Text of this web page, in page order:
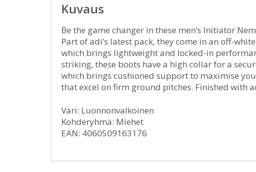
Kuvaus
Be the game changer in these men’s Initiator
Part of adi’s latest pack, they come in an off-
which brings lightweight and locked-in
striking, these boots have a high collar for a
which brings cushioned support to maximise
that excel on firm ground pitches. Finished with
Väri: Luonnonvalkoinen
Kohderyhmä: Miehet
EAN: 4060509163176